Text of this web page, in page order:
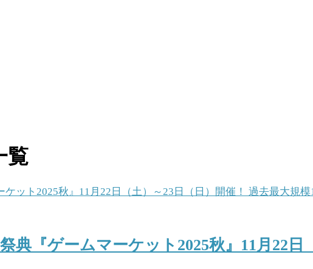
覧
典『ゲームマーケット2025秋』11月22日